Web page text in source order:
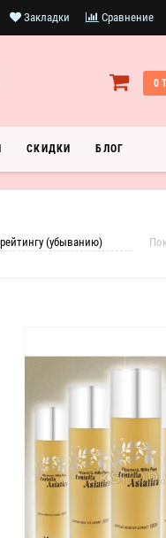
Закладки Сравнение
0
СКИДКИ БЛОГ